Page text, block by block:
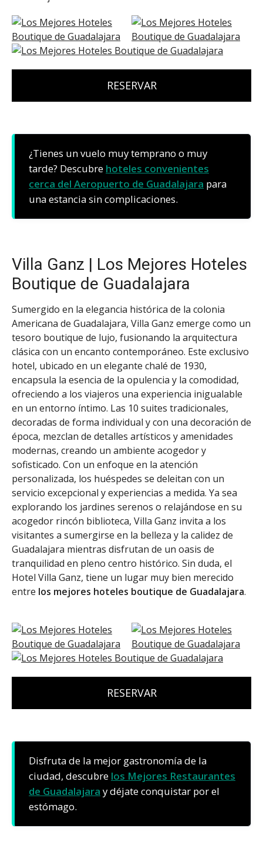
RESERVAR
¿Tienes un vuelo muy temprano o muy
tarde? Descubre hoteles convenientes
cerca del Aeropuerto de Guadalajara para
una estancia sin complicaciones.
Villa Ganz | Los Mejores Hoteles
Boutique de Guadalajara
Sumergido en la elegancia histórica de la colonia
Americana de Guadalajara, Villa Ganz emerge como un
tesoro boutique de lujo, fusionando la arquitectura
clásica con un encanto contemporáneo. Este exclusivo
hotel, ubicado en un elegante chalé de 1930,
encapsula la esencia de la opulencia y la comodidad,
ofreciendo a los viajeros una experiencia inigualable
en un entorno íntimo. Las 10 suites tradicionales,
decoradas de forma individual y con una decoración de
época, mezclan de detalles artísticos y amenidades
modernas, creando un ambiente acogedor y
sofisticado. Con un enfoque en la atención
personalizada, los huéspedes se deleitan con un
servicio excepcional y experiencias a medida. Ya sea
explorando los jardines serenos o relajándose en su
acogedor rincón biblioteca, Villa Ganz invita a los
visitantes a sumergirse en la belleza y la calidez de
Guadalajara mientras disfrutan de un oasis de
tranquilidad en pleno centro histórico. Sin duda, el
Hotel Villa Ganz, tiene un lugar muy bien merecido
entre los mejores hoteles boutique de Guadalajara.
RESERVAR
Disfruta de la mejor gastronomía de la
ciudad, descubre los Mejores Restaurantes
de Guadalajara y déjate conquistar por el
estómago.